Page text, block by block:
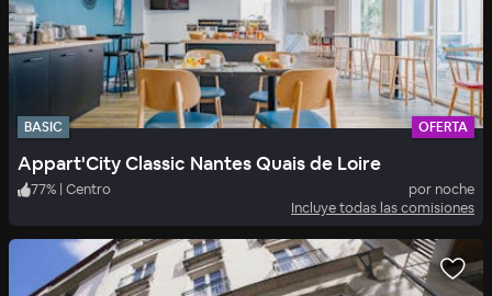
BASIC OFERTA
Appart'City Classic Nantes Quais de Loire
77% | Centro
por noche
Incluye todas las comisiones